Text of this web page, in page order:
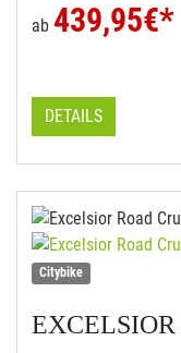
ab 439,95€*
DETAILS
Citybike
EXCELSIOR